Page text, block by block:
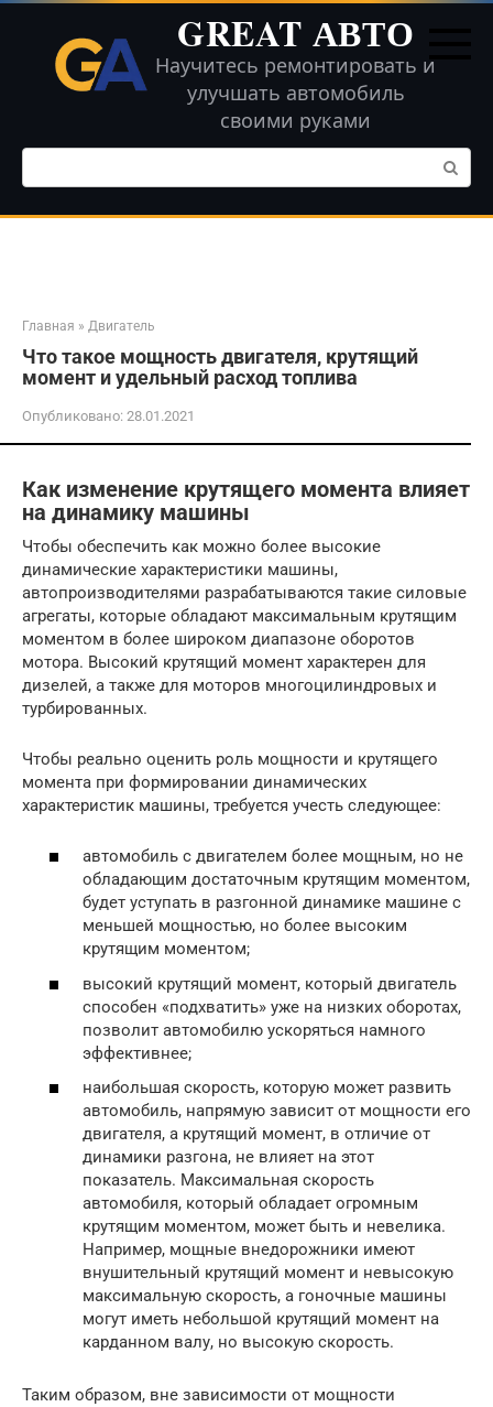
Перейти
контенту
GREAT АВТО
Научитесь ремонтировать и
улучшать автомобиль
своими руками
Поиск:
Главная » Двигатель
Что такое мощность двигателя, крутящий
момент и удельный расход топлива
Опубликовано: 28.01.2021
Как изменение крутящего момента влияет
на динамику машины
Чтобы обеспечить как можно более высокие
динамические характеристики машины,
автопроизводителями разрабатываются такие силовые
агрегаты, которые обладают максимальным крутящим
моментом в более широком диапазоне оборотов
мотора. Высокий крутящий момент характерен для
дизелей, а также для моторов многоцилиндровых и
турбированных.
Чтобы реально оценить роль мощности и крутящего
момента при формировании динамических
характеристик машины, требуется учесть следующее:
автомобиль с двигателем более мощным, но не
обладающим достаточным крутящим моментом,
будет уступать в разгонной динамике машине с
меньшей мощностью, но более высоким
крутящим моментом;
высокий крутящий момент, который двигатель
способен «подхватить» уже на низких оборотах,
позволит автомобилю ускоряться намного
эффективнее;
наибольшая скорость, которую может развить
автомобиль, напрямую зависит от мощности его
двигателя, а крутящий момент, в отличие от
динамики разгона, не влияет на этот
показатель. Максимальная скорость
автомобиля, который обладает огромным
крутящим моментом, может быть и невелика.
Например, мощные внедорожники имеют
внушительный крутящий момент и невысокую
максимальную скорость, а гоночные машины
могут иметь небольшой крутящий момент на
карданном валу, но высокую скорость.
Таким образом, вне зависимости от мощности